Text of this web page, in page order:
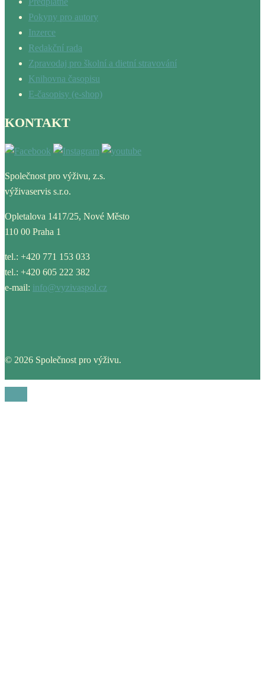
Pokyny pro autory
Inzerce
Redakční rada
Zpravodaj pro školní a dietní stravování
Knihovna časopisu
E-časopisy (e-shop)
KONTAKT
Společnost pro výživu, z.s.
výživaservis s.r.o.
Opletalova 1417/25, Nové Město
110 00 Praha 1
tel.: +420 771 153 033
tel.: +420 605 222 382
e-mail: info@vyzivaspol.cz
© 2026 Společnost pro výživu.